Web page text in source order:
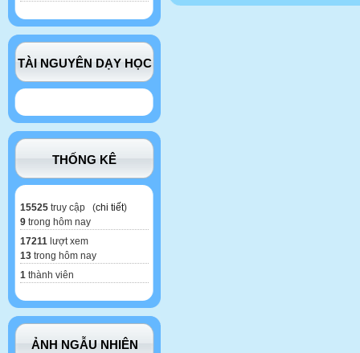
TÀI NGUYÊN DẠY HỌC
THỐNG KÊ
15525 truy cập (chi tiết)
9 trong hôm nay
17211 lượt xem
13 trong hôm nay
1 thành viên
ẢNH NGẪU NHIÊN